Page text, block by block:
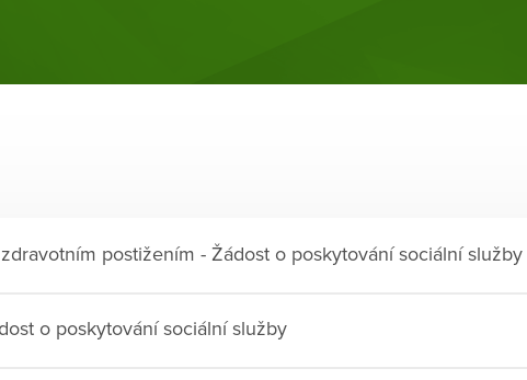
postižením - Žádost o poskytování sociální služby
o poskytování sociální služby